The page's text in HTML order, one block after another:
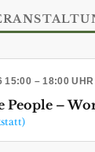
15:00 – 18:00 UHR
People –